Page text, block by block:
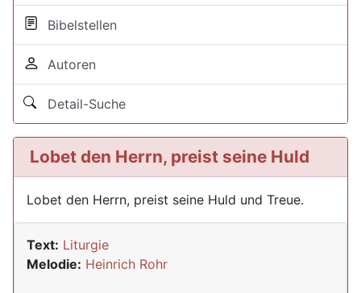
Bibelstellen
Autoren
Detail-Suche
Lobet den Herrn, preist seine Huld
Lobet den Herrn, preist seine Huld und Treue.
Text: Liturgie
Melodie: Heinrich Rohr